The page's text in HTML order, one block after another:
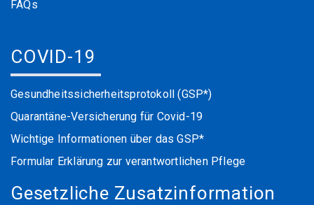
FAQs
COVID-19
Gesundheitssicherheitsprotokoll (GSP*)
Quarantäne-Versicherung für Covid-19
Wichtige Informationen über das GSP*
Formular Erklärung zur verantwortlichen Pflege
Gesetzliche Zusatzinformation